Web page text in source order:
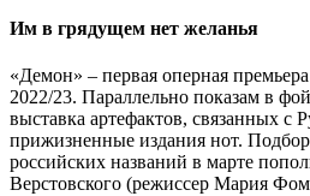
Им в грядущем нет желанья
«Демон» – первая оперная
2022/23. Параллельно показам в
выставка артефактов, связанных с
прижизненные издания нот.
российских названий в марте
Верстовского (режиссер Мария